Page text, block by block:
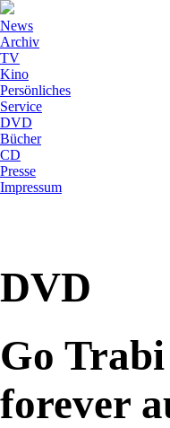
News
Archiv
TV
Kino
Persönliches
Service
DVD
Bücher
CD
Presse
Impressum
DVD
Go
forever